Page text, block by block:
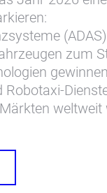
zum
Robotaxi-
weltweit